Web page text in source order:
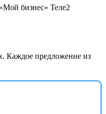
бизнес» Теле2
Каждое предложение из